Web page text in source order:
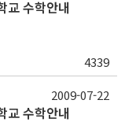
교 수학안내
4339
교 수학안내
2009-07-22